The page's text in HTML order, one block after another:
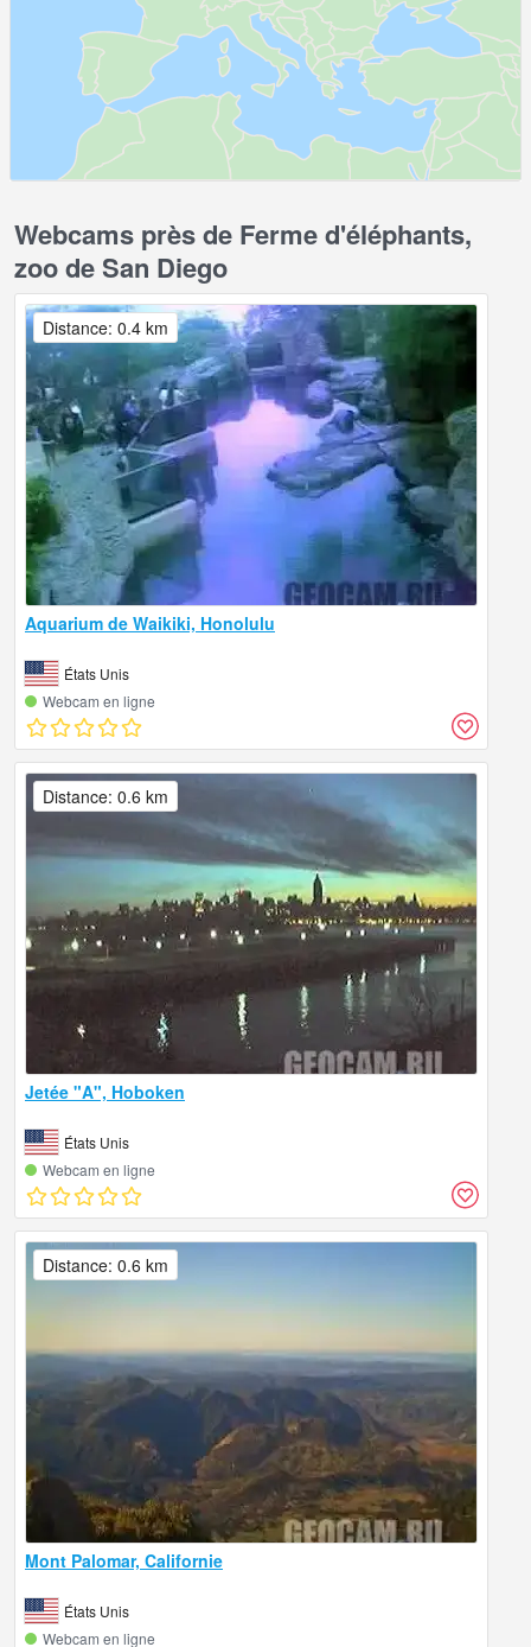
Webcams près de Ferme d'éléphants,
zoo de San Diego
Aquarium de Waikiki, Honolulu
États Unis
Webcam en ligne
Distance: 0.4 km
Jetée "A", Hoboken
États Unis
Webcam en ligne
Distance: 0.6 km
Mont Palomar, Californie
États Unis
Webcam en ligne
Distance: 0.6 km